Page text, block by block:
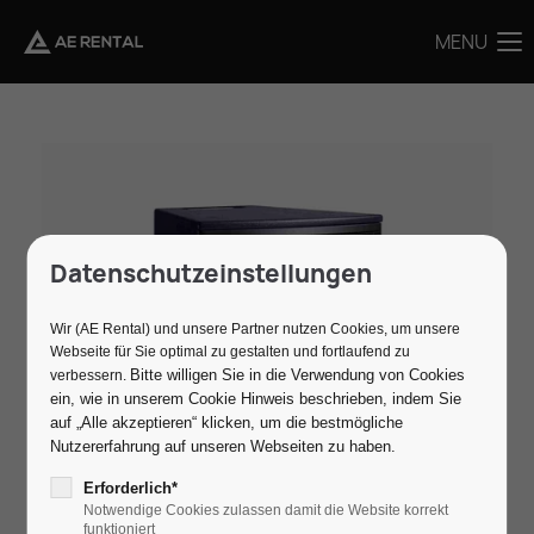
MENU
Datenschutzeinstellungen
Wir (AE Rental) und unsere Partner nutzen Cookies, um unsere
Webseite für Sie optimal zu gestalten und fortlaufend zu
verbessern. Bitte willigen Sie in die Verwendung von Cookies
ein, wie in unserem Cookie Hinweis beschrieben, indem Sie
auf „Alle akzeptieren“ klicken, um die bestmögliche
Nutzererfahrung auf unseren Webseiten zu haben.
Erforderlich*
Notwendige Cookies zulassen damit die Website korrekt
funktioniert
MENU